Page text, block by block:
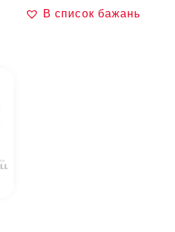
В список бажань